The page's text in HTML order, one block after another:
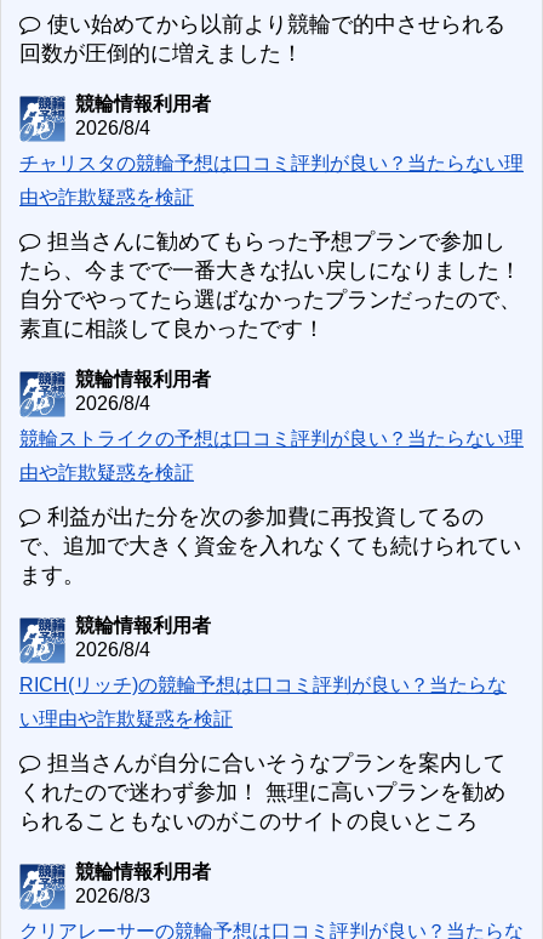
使い始めてから以前より競輪で的中させられる
回数が圧倒的に増えました！
競輪情報利用者
2026/8/4
チャリスタの競輪予想は口コミ評判が良い？当たらない理
由や詐欺疑惑を検証
担当さんに勧めてもらった予想プランで参加し
たら、今までで一番大きな払い戻しになりました！
自分でやってたら選ばなかったプランだったので、
素直に相談して良かったです！
競輪情報利用者
2026/8/4
競輪ストライクの予想は口コミ評判が良い？当たらない理
由や詐欺疑惑を検証
利益が出た分を次の参加費に再投資してるの
で、追加で大きく資金を入れなくても続けられてい
ます。
競輪情報利用者
2026/8/4
RICH(リッチ)の競輪予想は口コミ評判が良い？当たらな
い理由や詐欺疑惑を検証
担当さんが自分に合いそうなプランを案内して
くれたので迷わず参加！ 無理に高いプランを勧め
られることもないのがこのサイトの良いところ
競輪情報利用者
2026/8/3
クリアレーサーの競輪予想は口コミ評判が良い？当たらな